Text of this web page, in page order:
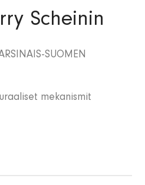
Scheinin
SUOMEN
mekanismit